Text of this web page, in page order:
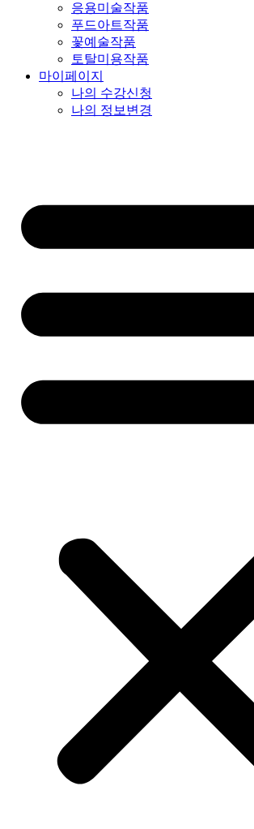
응용미술작품
푸드아트작품
꽃예술작품
토탈미용작품
마이페이지
나의 수강신청
나의 정보변경